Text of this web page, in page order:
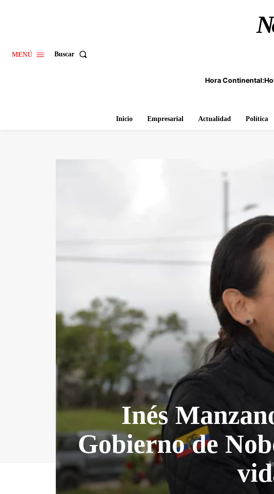
MENÚ Buscar
Hora Continental:
Inicio Empresarial Actualidad Política
Inés
Gobierno de